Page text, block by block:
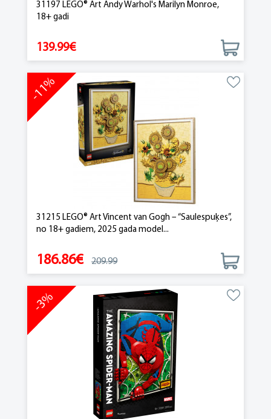
31197 LEGO® Art Andy Warhol's Marilyn Monroe,
18+ gadi
139.99€
31215 LEGO® Art Vincent van Gogh – “Saulespuķes”,
no 18+ gadiem, 2025 gada model...
-11%
186.86€ 209.99
-3%